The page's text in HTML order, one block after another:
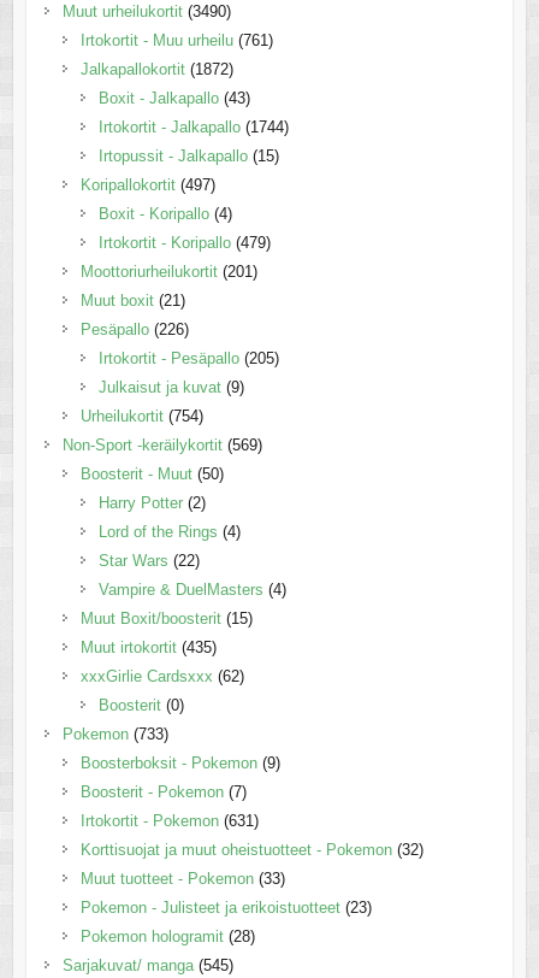
Muut urheilukortit (3490)
Irtokortit - Muu urheilu (761)
Jalkapallokortit (1872)
Boxit - Jalkapallo (43)
Irtokortit - Jalkapallo (1744)
Irtopussit - Jalkapallo (15)
Koripallokortit (497)
Boxit - Koripallo (4)
Irtokortit - Koripallo (479)
Moottoriurheilukortit (201)
Muut boxit (21)
Pesäpallo (226)
Irtokortit - Pesäpallo (205)
Julkaisut ja kuvat (9)
Urheilukortit (754)
Non-Sport -keräilykortit (569)
Boosterit - Muut (50)
Harry Potter (2)
Lord of the Rings (4)
Star Wars (22)
Vampire & DuelMasters (4)
Muut Boxit/boosterit (15)
Muut irtokortit (435)
xxxGirlie Cardsxxx (62)
Boosterit (0)
Pokemon (733)
Boosterboksit - Pokemon (9)
Boosterit - Pokemon (7)
Irtokortit - Pokemon (631)
Korttisuojat ja muut oheistuotteet - Pokemon (32)
Muut tuotteet - Pokemon (33)
Pokemon - Julisteet ja erikoistuotteet (23)
Pokemon hologramit (28)
Sarjakuvat/ manga (545)